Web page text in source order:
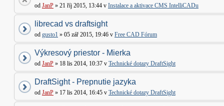
od JanP » 21 říj 2015, 13:44 v Instalace a aktivace CMS IntelliCADu
librecad vs draftsight
od gusto1 » 05 zář 2015, 19:46 v Free CAD Fórum
Výkresový priestor - Mierka
od JanP » 18 lis 2014, 10:37 v Technické dotazy DraftSight
DraftSight - Prepnutie jazyka
od JanP » 17 lis 2014, 16:45 v Technické dotazy DraftSight